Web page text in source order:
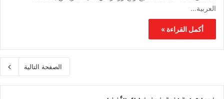
العربية…
أكمل القراءة »
الصفحة التالية